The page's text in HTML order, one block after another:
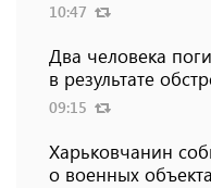
10:47
Два человека
в результате
09:15
Харьковчанин
о военных